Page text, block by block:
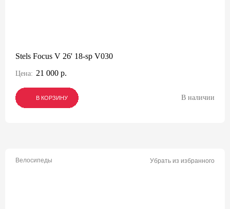
Stels Focus V 26' 18-sp V030
Цена: 21 000 р.
В КОРЗИНУ
В КОРЗИНУ
В КОРЗИНУ В наличии
Велосипеды Убрать из избранного